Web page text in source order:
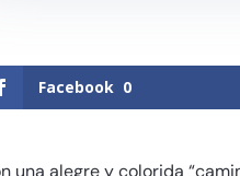
Facebook 0
una alegre y colorida